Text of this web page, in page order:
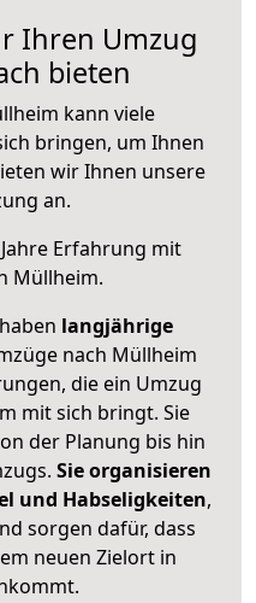
Ihren Umzug
bieten
kann viele
bringen, um Ihnen
wir Ihnen unsere
an.
Erfahrung mit
Müllheim.
langjährige
nach Müllheim
die ein Umzug
mit sich bringt. Sie
der Planung bis hin
Sie organisieren
und Habseligkeiten,
sorgen dafür, dass
neuen Zielort in